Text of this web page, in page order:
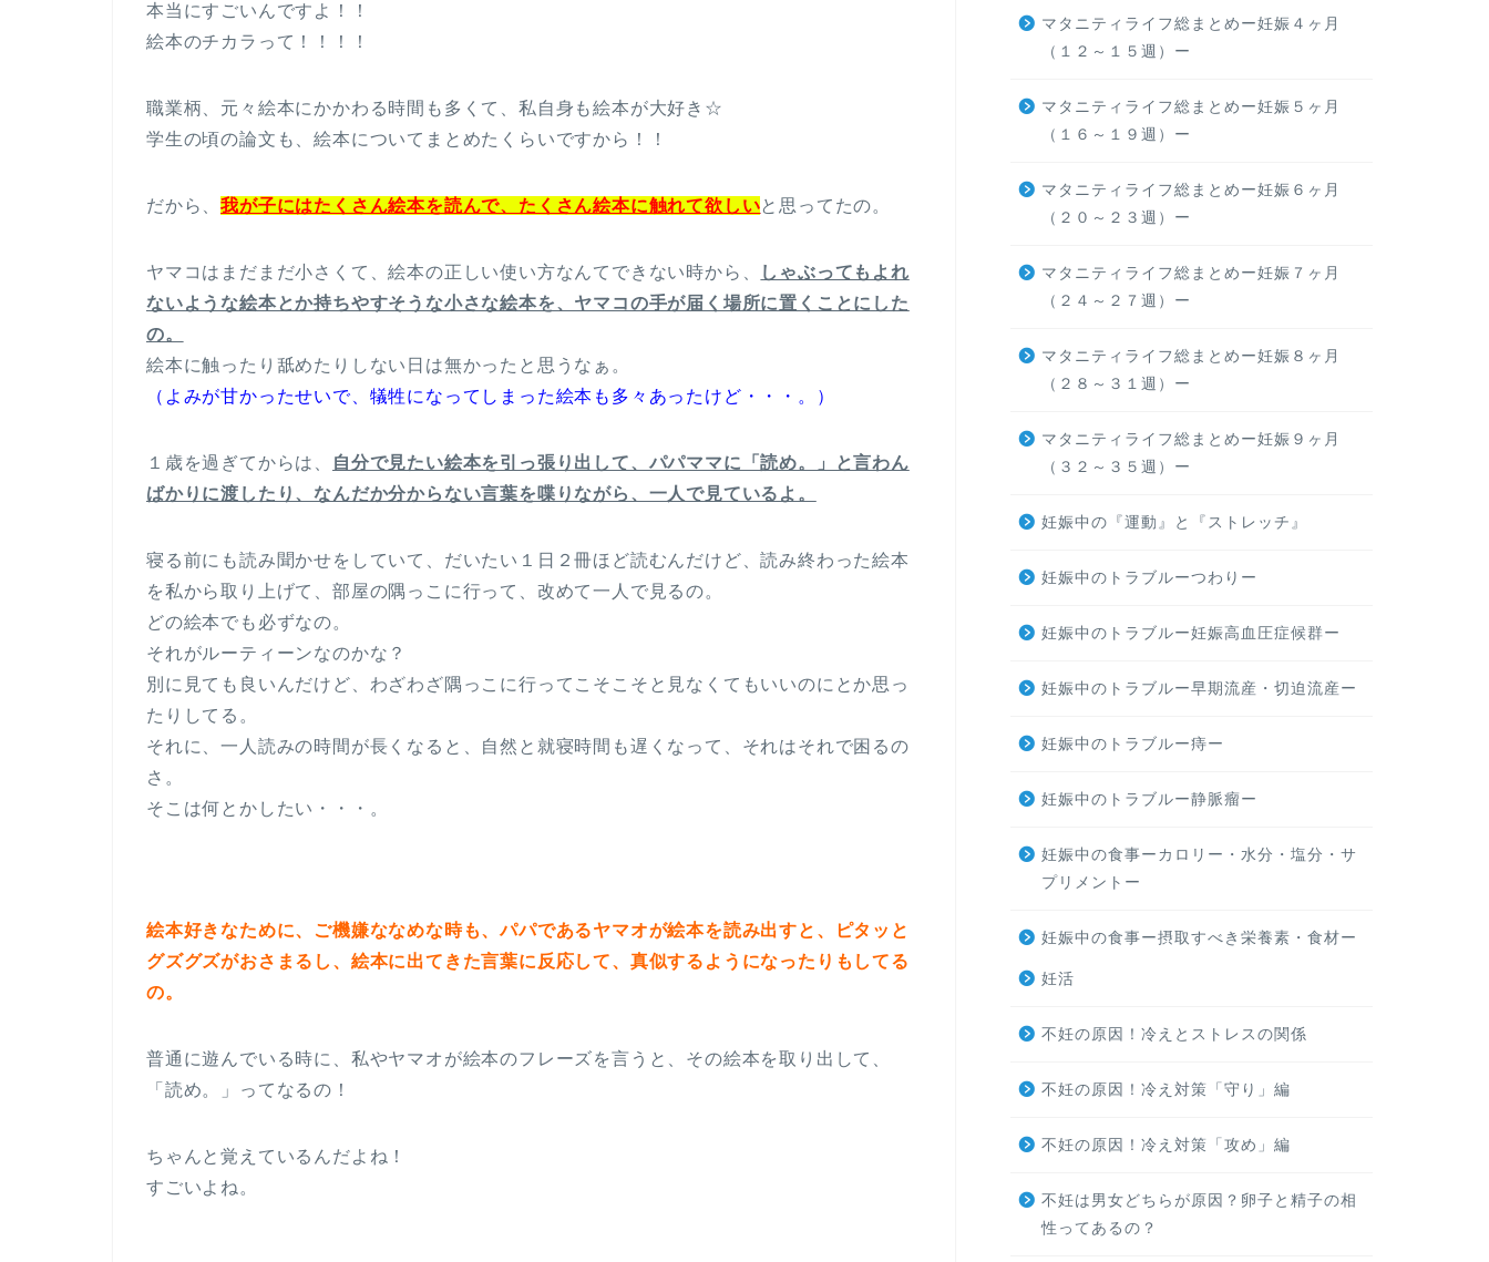
本当にすごいんですよ！！
絵本のチカラって！！！！
職業柄、元々絵本にかかわる時間も多くて、私自身も絵本が大好き☆
学生の頃の論文も、絵本についてまとめたくらいですから！！
だから、我が子にはたくさん絵本を読んで、たくさん絵本に触れて欲しいと思ってたの。
ヤマコはまだまだ小さくて、絵本の正しい使い方なんてできない時から、
しゃぶってもよれ
ないような絵本とか持ちやすそうな小さな絵本を、ヤマコの手が届く場所に置くことにした
の。
絵本に触ったり舐めたりしない日は無かったと思うなぁ。
（よみが甘かったせいで、犠牲になってしまった絵本も多々あったけど・・・。）
１歳を過ぎてからは、
自分で見たい絵本を引っ張り出して、パパママに「読め。」と言わん
ばかりに渡したり、なんだか分からない言葉を喋りながら、一人で見ているよ。
寝る前にも読み聞かせをしていて、だいたい１日２冊ほど読むんだけど、読み終わった絵本
を私から取り上げて、部屋の隅っこに行って、改めて一人で見るの。
どの絵本でも必ずなの。
それがルーティーンなのかな？
別に見ても良いんだけど、わざわざ隅っこに行ってこそこそと見なくてもいいのにとか思っ
たりしてる。
それに、一人読みの時間が長くなると、自然と就寝時間も遅くなって、それはそれで困るの
さ。
そこは何とかしたい・・・。
絵本好きなために、ご機嫌ななめな時も、パパであるヤマオが絵本を読み出すと、ピタッと
グズグズがおさまるし、絵本に出てきた言葉に反応して、真似するようになったりもしてる
の。
普通に遊んでいる時に、私やヤマオが絵本のフレーズを言うと、その絵本を取り出して、
「読め。」ってなるの！
ちゃんと覚えているんだよね！
すごいよね。
マタニティライフ総まとめー妊娠４ヶ月
（１２～１５週）ー
マタニティライフ総まとめー妊娠５ヶ月
（１６～１９週）ー
マタニティライフ総まとめー妊娠６ヶ月
（２０～２３週）ー
マタニティライフ総まとめー妊娠７ヶ月
（２４～２７週）ー
マタニティライフ総まとめー妊娠８ヶ月
（２８～３１週）ー
マタニティライフ総まとめー妊娠９ヶ月
（３２～３５週）ー
妊娠中の『運動』と『ストレッチ』
妊娠中のトラブルーつわりー
妊娠中のトラブルー妊娠高血圧症候群ー
妊娠中のトラブルー早期流産・切迫流産ー
妊娠中のトラブルー痔ー
妊娠中のトラブルー静脈瘤ー
妊娠中の食事ーカロリー・水分・塩分・サ
プリメントー
妊娠中の食事ー摂取すべき栄養素・食材ー
妊活
不妊の原因！冷えとストレスの関係
不妊の原因！冷え対策「守り」編
不妊の原因！冷え対策「攻め」編
不妊は男女どちらが原因？卵子と精子の相
性ってあるの？